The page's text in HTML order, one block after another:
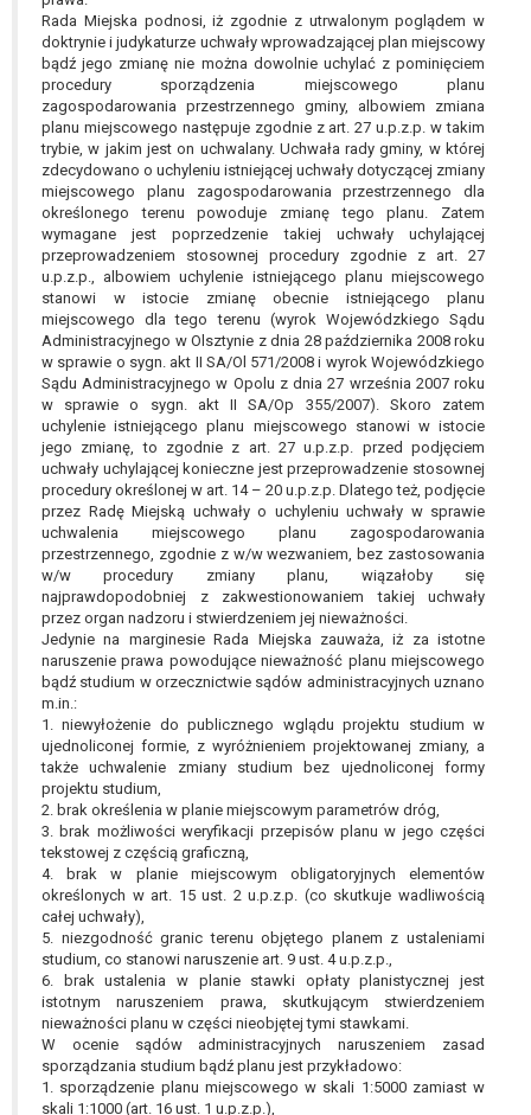
Rada Miejska podnosi, iż zgodnie z utrwalonym poglądem w
doktrynie i judykaturze uchwały wprowadzającej plan miejscowy
bądź jego zmianę nie można dowolnie uchylać z pominięciem
procedury sporządzenia miejscowego planu
zagospodarowania przestrzennego gminy, albowiem zmiana
planu miejscowego następuje zgodnie z art. 27 u.p.z.p. w takim
trybie, w jakim jest on uchwalany. Uchwała rady gminy, w której
zdecydowano o uchyleniu istniejącej uchwały dotyczącej zmiany
miejscowego planu zagospodarowania przestrzennego dla
określonego terenu powoduje zmianę tego planu. Zatem
wymagane jest poprzedzenie takiej uchwały uchylającej
przeprowadzeniem stosownej procedury zgodnie z art. 27
u.p.z.p., albowiem uchylenie istniejącego planu miejscowego
stanowi w istocie zmianę obecnie istniejącego planu
miejscowego dla tego terenu (wyrok Wojewódzkiego Sądu
Administracyjnego w Olsztynie z dnia 28 października 2008 roku
w sprawie o sygn. akt II SA/Ol 571/2008 i wyrok Wojewódzkiego
Sądu Administracyjnego w Opolu z dnia 27 września 2007 roku
w sprawie o sygn. akt II SA/Op 355/2007). Skoro zatem
uchylenie istniejącego planu miejscowego stanowi w istocie
jego zmianę, to zgodnie z art. 27 u.p.z.p. przed podjęciem
uchwały uchylającej konieczne jest przeprowadzenie stosownej
procedury określonej w art. 14 – 20 u.p.z.p. Dlatego też, podjęcie
przez Radę Miejską uchwały o uchyleniu uchwały w sprawie
uchwalenia miejscowego planu zagospodarowania
przestrzennego, zgodnie z w/w wezwaniem, bez zastosowania
w/w procedury zmiany planu, wiązałoby się
najprawdopodobniej z zakwestionowaniem takiej uchwały
przez organ nadzoru i stwierdzeniem jej nieważności.
Jedynie na marginesie Rada Miejska zauważa, iż za istotne
naruszenie prawa powodujące nieważność planu miejscowego
bądź studium w orzecznictwie sądów administracyjnych uznano
m.in.:
1. niewyłożenie do publicznego wglądu projektu studium w
ujednoliconej formie, z wyróżnieniem projektowanej zmiany, a
także uchwalenie zmiany studium bez ujednoliconej formy
projektu studium,
2. brak określenia w planie miejscowym parametrów dróg,
3. brak możliwości weryfikacji przepisów planu w jego części
tekstowej z częścią graficzną,
4. brak w planie miejscowym obligatoryjnych elementów
określonych w art. 15 ust. 2 u.p.z.p. (co skutkuje wadliwością
całej uchwały),
5. niezgodność granic terenu objętego planem z ustaleniami
studium, co stanowi naruszenie art. 9 ust. 4 u.p.z.p.,
6. brak ustalenia w planie stawki opłaty planistycznej jest
istotnym naruszeniem prawa, skutkującym stwierdzeniem
nieważności planu w części nieobjętej tymi stawkami.
W ocenie sądów administracyjnych naruszeniem zasad
sporządzania studium bądź planu jest przykładowo:
1. sporządzenie planu miejscowego w skali 1:5000 zamiast w
skali 1:1000 (art. 16 ust. 1 u.p.z.p.),
zautomatyzowanemu podejmowaniu decyzji, w
tym również profilowaniu.